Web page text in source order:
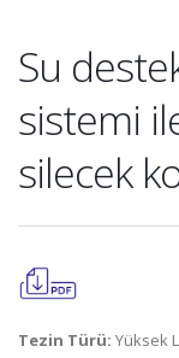
Su
sistemi
silecek
Tezin Türü: Yüksek